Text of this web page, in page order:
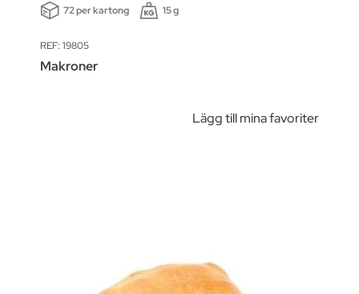
72 per kartong 15 g
REF: 19805
Makroner
Lägg till mina favoriter